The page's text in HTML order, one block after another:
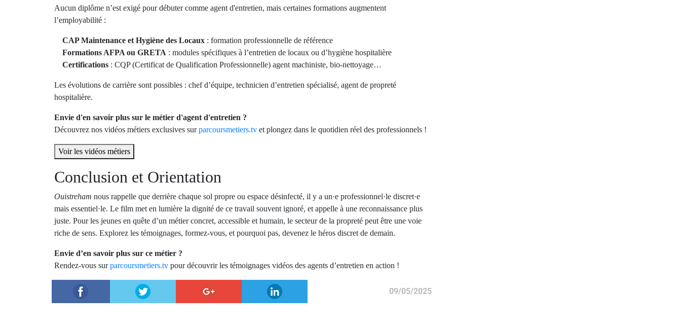
Aucun diplôme n’est exigé pour débuter comme agent d'entretien, mais certaines formations augmentent
l’employabilité :
CAP Maintenance et Hygiène des Locaux : formation professionnelle de référence
Formations AFPA ou GRETA : modules spécifiques à l’entretien de locaux ou d’hygiène hospitalière
Certifications : CQP (Certificat de Qualification Professionnelle) agent machiniste, bio-nettoyage…
Les évolutions de carrière sont possibles : chef d’équipe, technicien d’entretien spécialisé, agent de propreté
hospitalière.
Envie d'en savoir plus sur le métier d'agent d'entretien ?
Découvrez nos vidéos métiers exclusives surparcoursmetiers.tv et plongez dans le quotidien réel des professionnels !
Voir les vidéos métiers
Conclusion et Orientation
Ouistreham nous rappelle que derrière chaque sol propre ou espace désinfecté, il y a un·e professionnel·le discret·e
mais essentiel·le. Le film met en lumière la dignité de ce travail souvent ignoré, et appelle à une reconnaissance plus
juste. Pour les jeunes en quête d’un métier concret, accessible et humain, le secteur de la propreté peut être une voie
riche de sens. Explorez les témoignages, formez-vous, et pourquoi pas, devenez le héros discret de demain.
Envie d’en savoir plus sur ce métier ?
Rendez-vous surparcoursmetiers.tv pour découvrir les témoignages vidéos des agents d’entretien en action !
09/05/2025